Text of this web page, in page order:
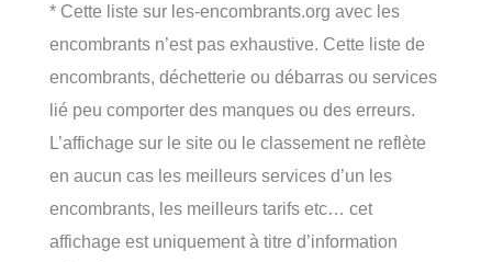
* Cette liste sur les-encombrants.org avec les
encombrants n’est pas exhaustive. Cette liste de
encombrants, déchetterie ou débarras ou services
lié peu comporter des manques ou des erreurs.
L’affichage sur le site ou le classement ne reflète
en aucun cas les meilleurs services d’un les
encombrants, les meilleurs tarifs etc… cet
affichage est uniquement à titre d’information